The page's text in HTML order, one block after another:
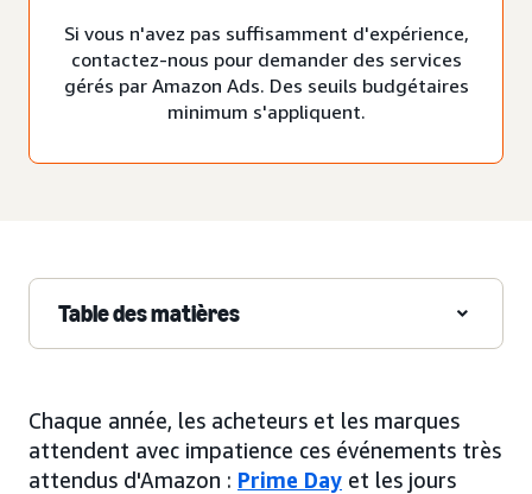
Si vous n'avez pas suffisamment d'expérience,
contactez-nous pour demander des services
gérés par Amazon Ads. Des seuils budgétaires
minimum s'appliquent.
Table des matières
Chaque année, les acheteurs et les marques
attendent avec impatience ces événements très
attendus d'Amazon : Prime Day et les jours